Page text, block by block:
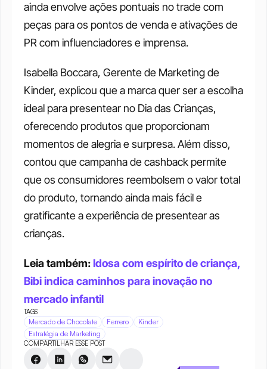
ainda envolve ações pontuais no trade com
peças para os pontos de venda e ativações de
PR com influenciadores e imprensa.
Isabella Boccara, Gerente de Marketing de
Kinder, explicou que a marca quer ser a escolha
ideal para presentear no Dia das Crianças,
oferecendo produtos que proporcionam
momentos de alegria e surpresa. Além disso,
contou que campanha de cashback permite
que os consumidores reembolsem o valor total
do produto, tornando ainda mais fácil e
gratificante a experiência de presentear as
crianças.
Leia também: Idosa com espírito de criança,
Bibi indica caminhos para inovação no
mercado infantil
TAGS
Mercado de Chocolate Ferrero
Kinder
Estratégia de Marketing
COMPARTILHAR ESSE POST